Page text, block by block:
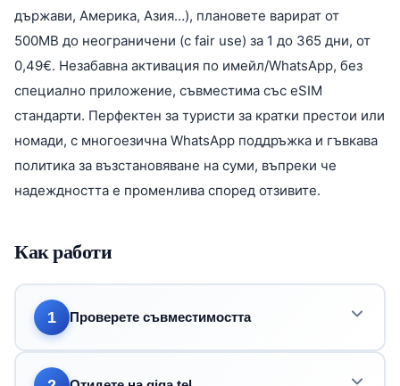
държави, Америка, Азия…), плановете варират от
500MB до неограничени (с fair use) за 1 до 365 дни, от
0,49€. Незабавна активация по имейл/WhatsApp, без
специално приложение, съвместима със eSIM
стандарти. Перфектен за туристи за кратки престои или
номади, с многоезична WhatsApp поддръжка и гъвкава
политика за възстановяване на суми, въпреки че
надеждността е променлива според отзивите.
Как работи
1 Проверете съвместимостта